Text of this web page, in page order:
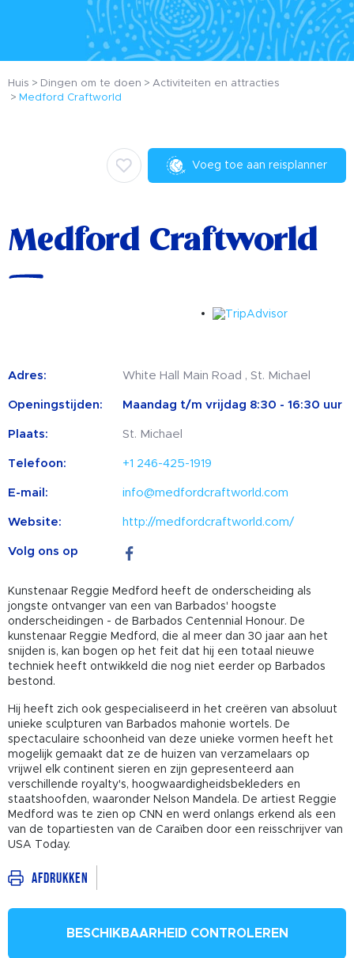
Huis Dingen om te doen
Activiteiten en attracties
Medford Craftworld
Voeg toe aan reisplanner
Medford Craftworld
Adres: White Hall Main Road , St. Michael
Openingstijden: Maandag t/m vrijdag 8:30 - 16:30 uur
Plaats: St. Michael
Telefoon: +1 246-425-1919
E-mail: info@medfordcraftworld.com
Website: http://medfordcraftworld.com/
Volg ons op
Kunstenaar Reggie Medford heeft de onderscheiding als
jongste ontvanger van een van Barbados' hoogste
onderscheidingen - de Barbados Centennial Honour. De
kunstenaar Reggie Medford, die al meer dan 30 jaar aan het
snijden is, kan bogen op het feit dat hij een totaal nieuwe
techniek heeft ontwikkeld die nog niet eerder op Barbados
bestond.
Hij heeft zich ook gespecialiseerd in het creëren van absoluut
unieke sculpturen van Barbados mahonie wortels. De
spectaculaire schoonheid van deze unieke vormen heeft het
mogelijk gemaakt dat ze de huizen van verzamelaars op
vrijwel elk continent sieren en zijn gepresenteerd aan
verschillende royalty's, hoogwaardigheidsbekleders en
staatshoofden, waaronder Nelson Mandela. De artiest Reggie
Medford was te zien op CNN en werd onlangs erkend als een
van de topartiesten van de Caraïben door een reisschrijver van
USA Today.
Afdrukken
BESCHIKBAARHEID CONTROLEREN